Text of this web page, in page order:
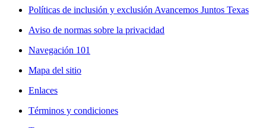
Políticas de inclusión y exclusión Avancemos Juntos Texas
Aviso de normas sobre la privacidad
Navegación 101
Mapa del sitio
Enlaces
Términos y condiciones